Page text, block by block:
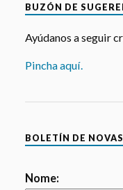
BUZÓN DE
Ayúdanos a seguir
Pincha aquí.
BOLETÍN DE NOVAS
Nome: